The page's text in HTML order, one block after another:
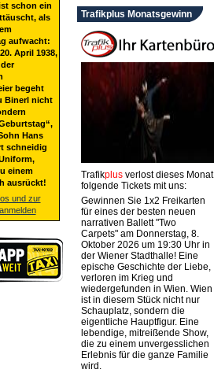
schon ein
als
aufwacht:
April 1938,
begeht
Binerl nicht
Hans
schneidig
einem
ausrückt!
und zur
Trafikplus Monatsgewinn
Trafikplusverlost dieses Monat
folgende Tickets mit uns:
Gewinnen Sie 1x2 Freikarten
für eines der besten neuen
narrativen Ballett "Two
Carpets" am Donnerstag, 8.
Oktober 2026 um 19:30 Uhr in
der Wiener Stadthalle! Eine
epische Geschichte der Liebe,
verloren im Krieg und
wiedergefunden in Wien. Wien
ist in diesem Stück nicht nur
Schauplatz, sondern die
eigentliche Hauptfigur. Eine
lebendige, mitreißende Show,
die zu einem unvergesslichen
Erlebnis für die ganze Familie
wird.